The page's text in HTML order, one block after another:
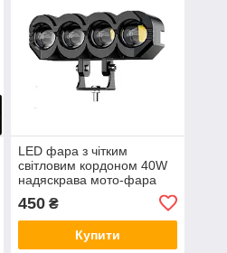
LED фара з чітким
світловим кордоном 40W
надяскрава мото-фара
10W х 4 ближне+дальне
світло
450₴
Купити